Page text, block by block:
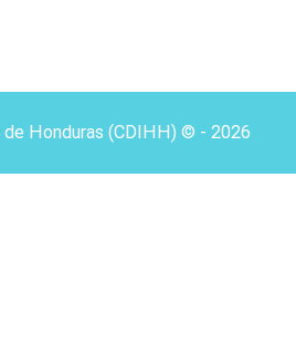
Honduras (CDIHH) © - 2026